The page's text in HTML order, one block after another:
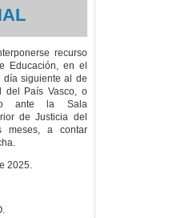
recurso
Educación, en el
día siguiente al de
del País Vasco, o
ante la Sala
de Justicia del
meses, a contar
2025.